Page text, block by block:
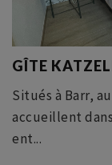
GÎTE
Situés à Barr,
accueillent
ent...